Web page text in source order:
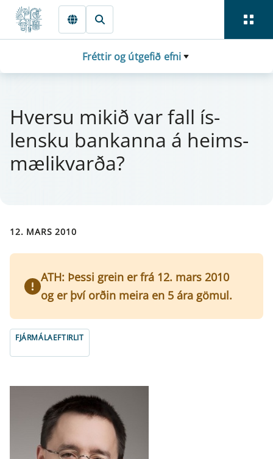
Fara beint í Meginmál
Fréttir og útgefið efni
Hversu mi­kið var fall ís­
lensku bank­anna á heims­
mæl­ikv­arða?
12. MARS 2010
ATH: Þessi grein er frá 12. mars 2010
og er því orðin meira en 5 ára gömul.
FJÁRMÁLAEFTIRLIT